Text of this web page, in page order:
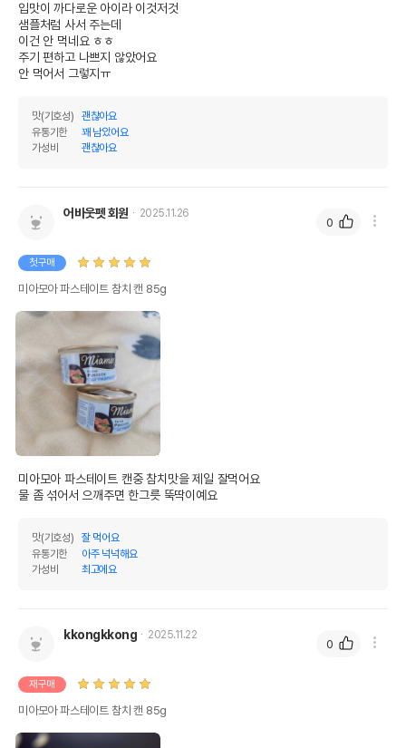
입맛이 까다로운 아이라 이것저것
샘플처럼 사서 주는데
이건 안 먹네요 ㅎㅎ
주기 편하고 나쁘지 않았어요
안 먹어서 그렇지ㅠ
맛(기호성)
괜찮아요
유통기한
꽤 남았어요
가성비
괜찮아요
어바웃펫 회원 2025.11.26
첫구매
미아모아 파스테이트 참치 캔 85g
미아모아 파스테이트 캔중 참치맛을 제일 잘먹어요
물 좀 섞어서 으깨주면 한그릇 뚝딱이예요
맛(기호성)
잘 먹어요
유통기한
아주 넉넉해요
가성비
최고에요
0
kkongkkong 2025.11.22
재구매
미아모아 파스테이트 참치 캔 85g
0